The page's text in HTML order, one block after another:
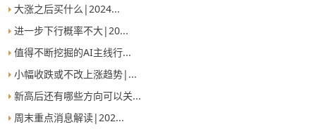
大涨之后买什么|2024...
进一步下行概率不大|20...
值得不断挖掘的AI主线行...
小幅收跌或不改上涨趋势|...
新高后还有哪些方向可以关...
周末重点消息解读|202...